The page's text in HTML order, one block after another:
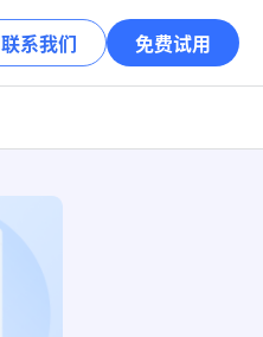
联系我们 免费试用